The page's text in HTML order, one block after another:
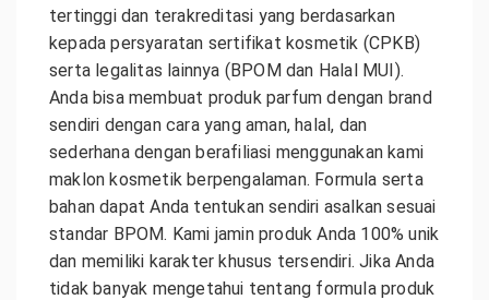
tertinggi dan terakreditasi yang berdasarkan
kepada persyaratan sertifikat kosmetik (CPKB)
serta legalitas lainnya (BPOM dan Halal MUI).
Anda bisa membuat produk parfum dengan brand
sendiri dengan cara yang aman, halal, dan
sederhana dengan berafiliasi menggunakan kami
maklon kosmetik berpengalaman. Formula serta
bahan dapat Anda tentukan sendiri asalkan sesuai
standar BPOM. Kami jamin produk Anda 100% unik
dan memiliki karakter khusus tersendiri. Jika Anda
tidak banyak mengetahui tentang formula produk